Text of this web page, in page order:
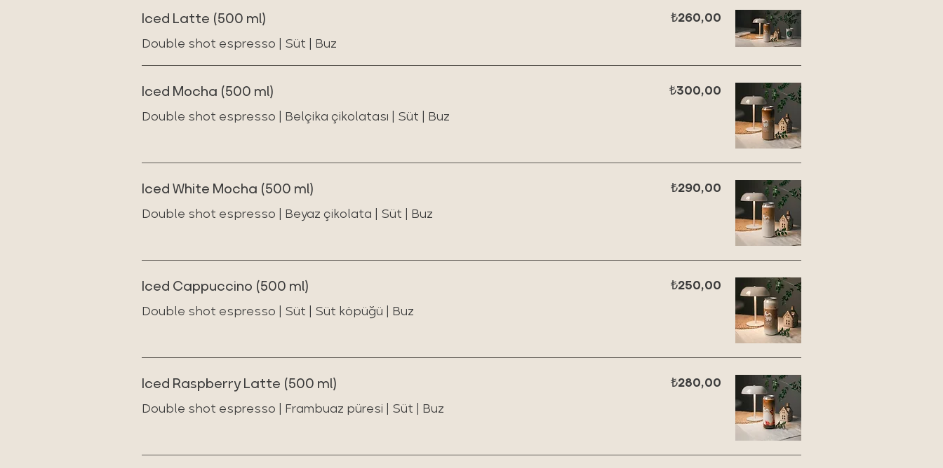
Iced Latte (500 ml)
Double shot espresso | Süt | Buz
₺260,00
Iced Mocha (500 ml)
Double shot espresso | Belçika çikolatası | Süt | Buz
₺300,00
Iced White Mocha (500 ml)
Double shot espresso | Beyaz çikolata | Süt | Buz
₺290,00
Iced Cappuccino (500 ml)
Double shot espresso | Süt | Süt köpüğü | Buz
₺250,00
Iced Raspberry Latte (500 ml)
Double shot espresso | Frambuaz püresi | Süt | Buz
₺280,00